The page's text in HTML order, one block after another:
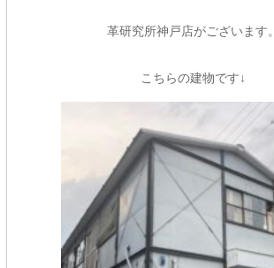
革研究所神戸店がございます。
こちらの建物です↓